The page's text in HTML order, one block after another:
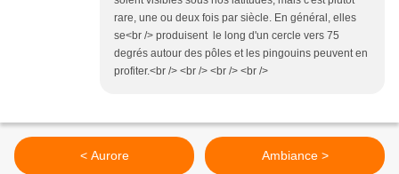
rare, une ou deux fois par siècle. En général, elles
se<br /> produisent le long d'un cercle vers 75
degrés autour des pôles et les pingouins peuvent en
profiter.<br /> <br /> <br /> <br />
< Aurore Ambiance >